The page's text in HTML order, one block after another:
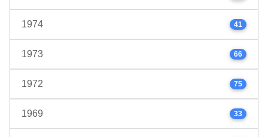
1974 41
1973 66
1972 75
1969 33